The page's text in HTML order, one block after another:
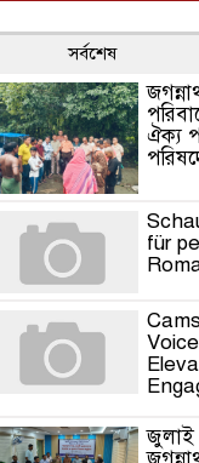
সর্বশেষ
ঐক্য
für
জুলাই